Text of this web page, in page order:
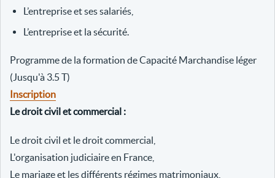
L’entreprise et ses salariés,
L’entreprise et la sécurité.
Programme de la formation de Capacité Marchandise léger
(Jusqu'à 3.5 T)
Inscription
Le droit civil et commercial :
Le droit civil et le droit commercial,
L'organisation judiciaire en France,
Le mariage et les différents régimes matrimoniaux,